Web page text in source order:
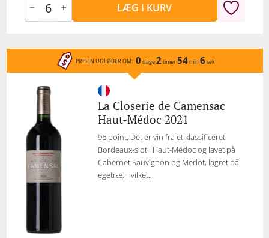
LÆG I KURV
PRISEN UDLØBER OM: 0 dage2 timer54min 6 sek
La Closerie de Camensac
Haut-Médoc 2021
96 point. Det er vin fra et klassificeret
Bordeaux-slot i Haut-Médoc og lavet på
Cabernet Sauvignon og Merlot, lagret på
egetræ, hvilket...